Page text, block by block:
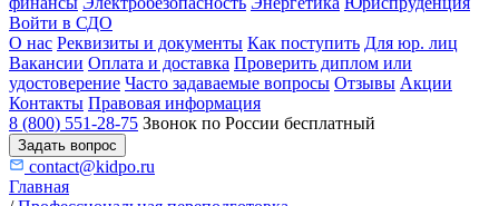
Войти в СДО
О нас Реквизиты и документы Как поступить Для юр. лиц
Вакансии Оплата и доставка Проверить диплом или
удостоверение Часто задаваемые вопросы Отзывы Акции
Контакты Правовая информация
8 (800) 551-28-75 Звонок по России бесплатный
Задать вопрос
contact@kidpo.ru
Главная